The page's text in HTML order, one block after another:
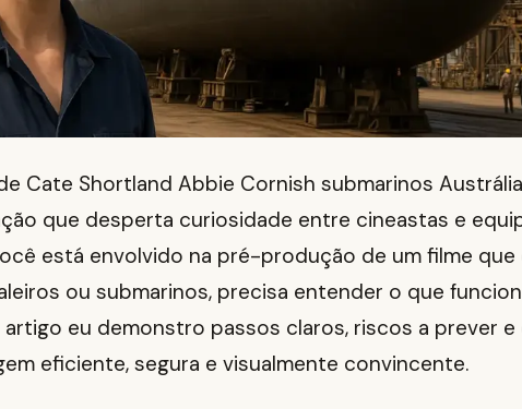
Cate Shortland Abbie Cornish submarinos
que desperta curiosidade entre cineastas e
está envolvido na pré-produção de um filme que
ou submarinos, precisa entender o que
artigo eu demonstro passos claros, riscos a prever e
eficiente, segura e visualmente convincente.